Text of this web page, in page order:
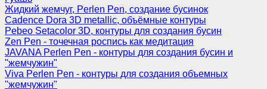
Жидкий жемчуг, Perlen Pen, создание бусинок
Cadence Dora 3D metallic, объёмные контуры
Pebeo Setacolor 3D, контуры для создания бусин
Zen Pen - точечная роспись как медитация
JAVANA Perlen Pen - контуры для создания бусин и
"жемчужин"
Viva Perlen Pen - контуры для создания объемных
"жемчужин"